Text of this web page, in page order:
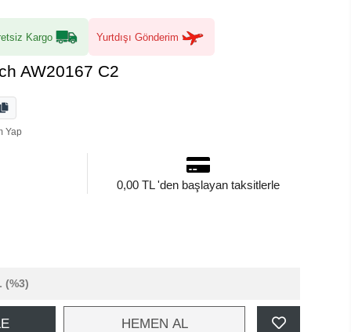
Kargo Yurtdışı Gönderim
AW20167 C2
Yap
0,00 TL 'den başlayan taksitlerle
(%3)
HEMEN AL